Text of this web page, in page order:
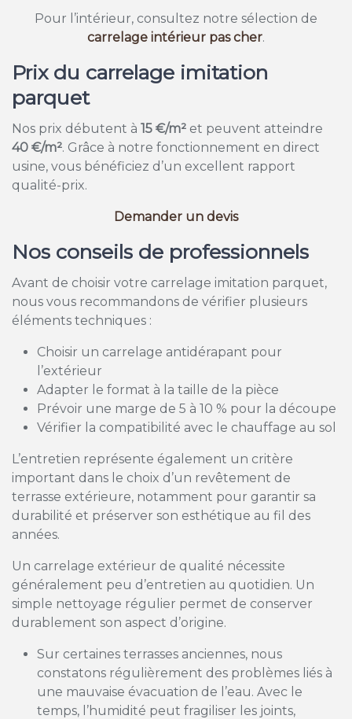
Pour l’intérieur, consultez notre sélection de
carrelage intérieur pas cher.
Prix du carrelage imitation
parquet
Nos prix débutent à 15 €/m² et peuvent atteindre
40 €/m². Grâce à notre fonctionnement en direct
usine, vous bénéficiez d’un excellent rapport
qualité-prix.
Demander un devis
Nos conseils de professionnels
Avant de choisir votre carrelage imitation parquet,
nous vous recommandons de vérifier plusieurs
éléments techniques :
Choisir un carrelage antidérapant pour
l’extérieur
Adapter le format à la taille de la pièce
Prévoir une marge de 5 à 10 % pour la découpe
Vérifier la compatibilité avec le chauffage au sol
L’entretien représente également un critère
important dans le choix d’un revêtement de
terrasse extérieure, notamment pour garantir sa
durabilité et préserver son esthétique au fil des
années.
Un carrelage extérieur de qualité nécessite
généralement peu d’entretien au quotidien. Un
simple nettoyage régulier permet de conserver
durablement son aspect d’origine.
Sur certaines terrasses anciennes, nous
constatons régulièrement des problèmes liés à
une mauvaise évacuation de l’eau. Avec le
temps, l’humidité peut fragiliser les joints,